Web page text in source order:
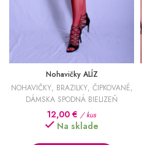
Nohavičky ALÍZ
NOHAVIČKY, BRAZILKY, ČIPKOVANÉ,
DÁMSKA SPODNÁ BIELIZEŇ
12,00 € / kus
Na sklade